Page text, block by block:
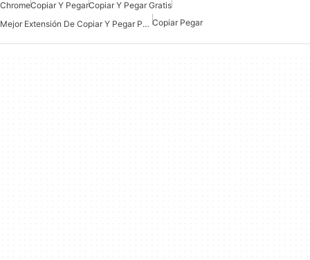
ChromeCopiar Y PegarCopiar Y Pegar Gratis
Mejor Extensión De Copiar Y Pegar Para Chrome Copiar Pegar